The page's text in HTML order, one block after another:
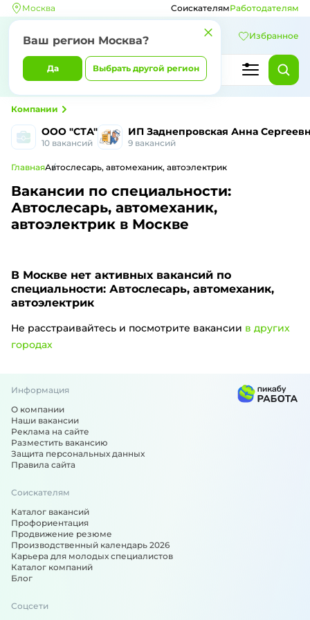
Москва
Ваш регион Москва?
Да Выбрать другой регион
СоискателямРаботодателям
Избранное
ООО "СТА"
10 вакансий
ИП Заднепровская Анна
9 вакансий
Компании
ГлавнаяАвтослесарь, автомеханик, автоэлектрик
Вакансии по специальности:
Автослесарь, автомеханик,
автоэлектрик в Москве
В Москве нет активных вакансий по
специальности: Автослесарь, автомеханик,
автоэлектрик
Не расстраивайтесь и посмотрите вакансии в других
городах
Вакансии по специальности: Автослесарь,
Информация
О компании
Наши вакансии
Реклама на сайте
Разместить вакансию
Защита персональных данных
Правила сайта
Соискателям
Каталог вакансий
Профориентация
Продвижение резюме
Производственный календарь 2026
Карьера для молодых специалистов
Каталог компаний
Блог
Соцсети